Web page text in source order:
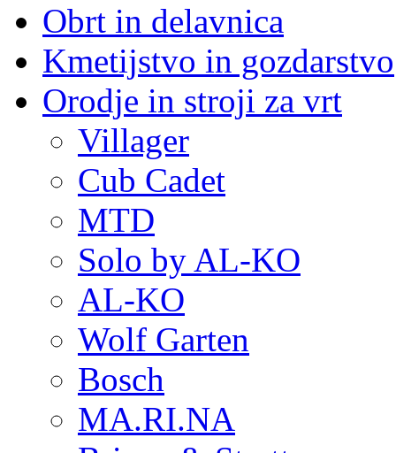
Obrt in delavnica
Kmetijstvo in gozdarstvo
Orodje in stroji za vrt
Villager
Cub Cadet
MTD
Solo by AL-KO
AL-KO
Wolf Garten
Bosch
MA.RI.NA